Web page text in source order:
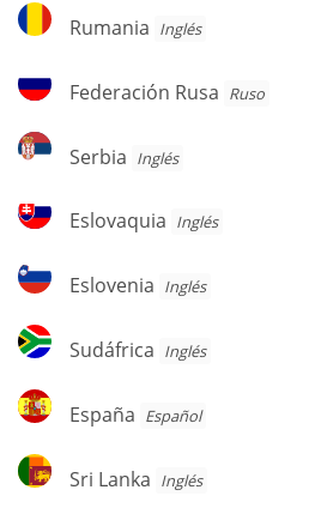
Rumania
Rumania Inglés
Federación
Rusa
Federación Rusa Ruso
Serbia
Serbia Inglés
Eslovaquia
Eslovaquia Inglés
Eslovenia
Eslovenia Inglés
Sudáfrica
Sudáfrica Inglés
España
España Español
Sri
Lanka
Sri Lanka Inglés